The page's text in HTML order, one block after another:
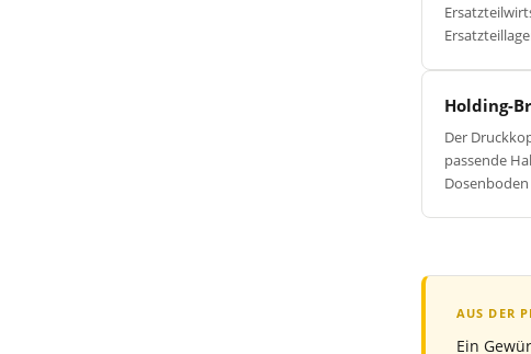
Holding-
Der
passende
AUS DER
Ein